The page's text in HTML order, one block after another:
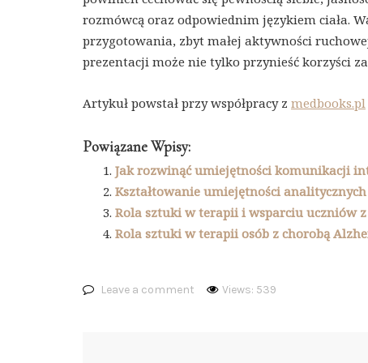
rozmówcą oraz odpowiednim językiem ciała.
przygotowania, zbyt małej aktywności
prezentacji może nie tylko przynieść korzyści
Artykuł powstał przy współpracy z medbooks.pl
Powiązane Wpisy:
Jak rozwinąć umiejętności komunikacji
Kształtowanie umiejętności
Rola sztuki w terapii i wsparciu uczniów z
Rola sztuki w terapii osób z chorobą
Leave a comment Views: 539